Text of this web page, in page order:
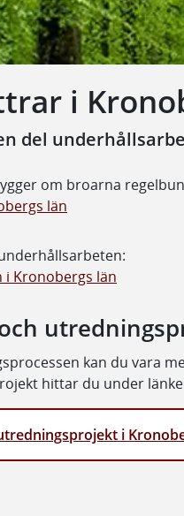
i
del
om broarna
län
Kronobergs län
kan du vara
hittar du under
i